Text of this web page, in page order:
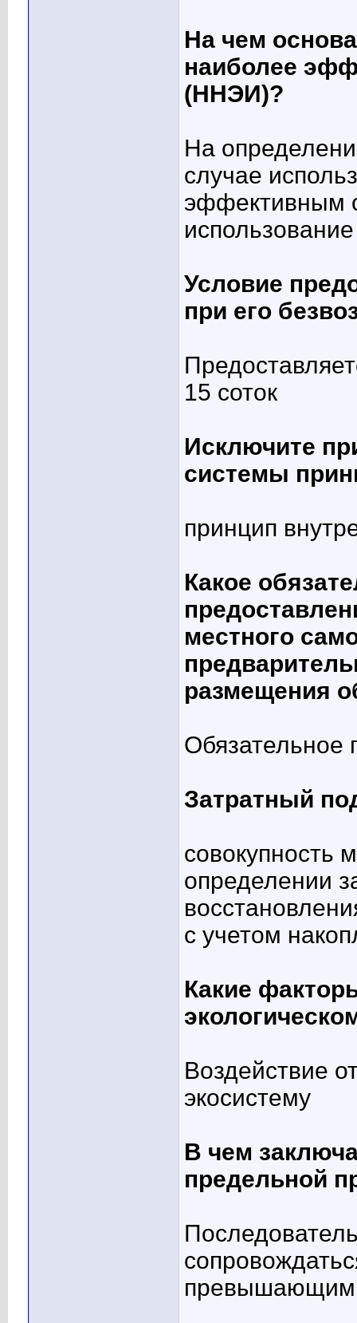
На чем
наиболее
(ННЭИ)?
На
случае
эффективным
Условие
при его
15 соток
Исключите
системы
принцип
Какое
местного
размещения
Обязательное
Затратный
совокупность
определении
с учетом
Какие
Воздействие
экосистему
В чем
предельной
превышающим